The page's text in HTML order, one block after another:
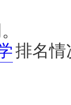
排名情